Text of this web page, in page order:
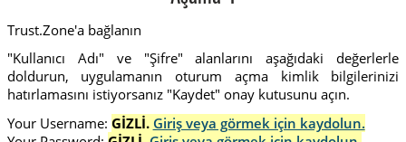
Trust.Zone'a bağlanın
"Kullanıcı Adı" ve "Şifre" alanlarını aşağıdaki değerlerle
doldurun, uygulamanın oturum açma kimlik bilgilerinizi
hatırlamasını istiyorsanız "Kaydet" onay kutusunu açın.
Your Username: GİZLİ. Giriş veya görmek için kaydolun.